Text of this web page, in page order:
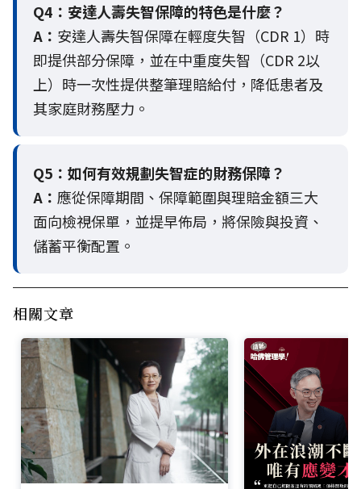
Q4： 安達人壽失智保障的特色是什麼？
A： 安達人壽失智保障在輕度失智（CDR 1）時
即提供部分保障，並在中重度失智（CDR 2以
上）時一次性提供整筆理賠給付，降低患者及
其家庭財務壓力。
Q5： 如何有效規劃失智症的財務保障？
A： 應從保障期間、保障範圍與理賠金額三大
面向檢視保單，並提早佈局，將保險與投資、
儲蓄平衡配置。
相關文章